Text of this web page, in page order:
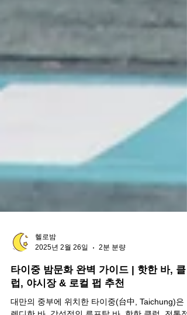
2025년 2월 26일
2분 분량
타이중 밤문화 완벽 가이드 | 핫한 바, 클
럽, 야시장 & 로컬 펍 추천